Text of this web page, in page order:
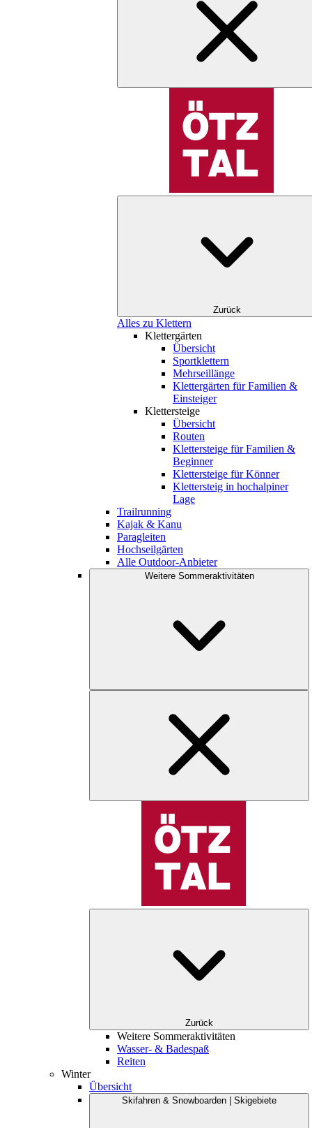
Zurück
Alles zu Klettern
Klettergärten
Übersicht
Sportklettern
Mehrseillänge
Klettergärten für Familien &
Einsteiger
Klettersteige
Übersicht
Routen
Klettersteige für Familien &
Beginner
Klettersteige für Könner
Klettersteig in hochalpiner
Lage
Trailrunning
Kajak & Kanu
Paragleiten
Hochseilgärten
Alle Outdoor-Anbieter
Weitere Sommeraktivitäten
Zurück
Weitere Sommeraktivitäten
Wasser- & Badespaß
Reiten
Winter
Übersicht
Skifahren & Snowboarden | Skigebiete